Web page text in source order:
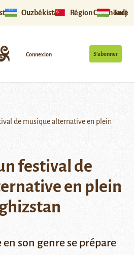
Ouzbékistan Région Ouïghoure
S’abonner
Connexion
de musique alternative en plein
festival de
en plein
son genre se prépare